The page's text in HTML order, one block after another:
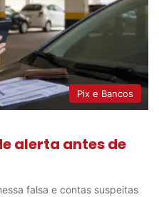
Pix e Bancos
alerta antes de
falsa e contas suspeitas